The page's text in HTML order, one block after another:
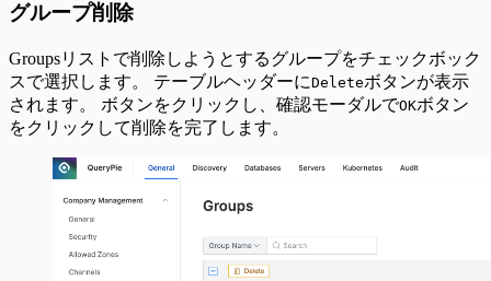
グループ削除
Groupsリストで削除しようとするグループをチェックボック
スで選択します。 テーブルヘッダーにDeleteボタンが表示
されます。 ボタンをクリックし、確認モーダルでOKボタン
をクリックして削除を完了します。